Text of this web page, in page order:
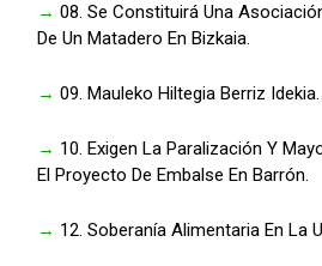
→ 08. Se Constituirá Una
De Un Matadero En Bizkaia.
→ 09. Mauleko Hiltegia Berriz Idekia.
→ 10. Exigen La Paralización Y
El Proyecto De Embalse En Barrón.
→ 12. Soberanía Alimentaria En La